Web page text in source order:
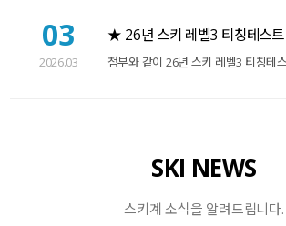
03
2026.03
SKI NEWS
스키계 소식을 알려드립니다.